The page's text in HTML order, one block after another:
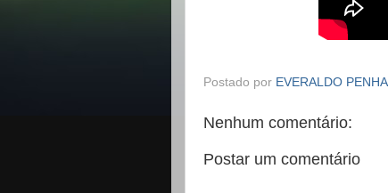
Postado por EVERALDO PENHA
Nenhum comentário:
Postar um comentário